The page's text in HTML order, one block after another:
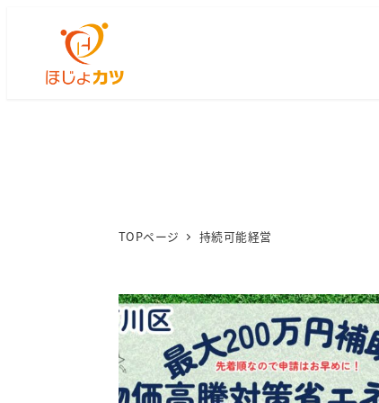
TOPページ 持続可能経営